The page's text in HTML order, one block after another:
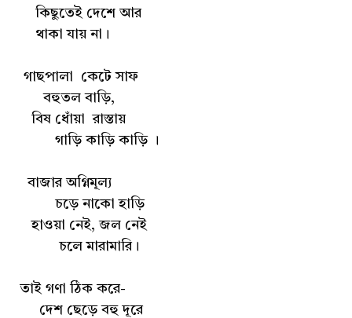
কিছুতেই দেশে আর
থাকা যায় না।
গাছপালা কেটে সাফ
বহুতল বাড়ি,
বিষ ধোঁয়া রাস্তায়
গাড়ি কাড়ি কাড়ি ।
বাজার অগ্নিমূল্য
চড়ে নাকো হাড়ি
হাওয়া নেই, জল নেই
চলে মারামারি।
তাই গণা ঠিক করে-
দেশ ছেড়ে বহু দূরে